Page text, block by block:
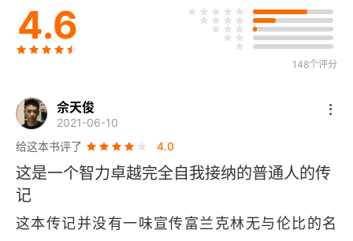
寂寞的行善者：富兰克林的作家之路
第三章 帮工生涯（费城与伦敦，1723~1726年）
凯默印刷店：富兰克林的个人魅力
不可靠的赞助人
初往伦敦
4.6
148个评分
佘天俊
2021-06-10
给这本书评了
4.0
这是一个智力卓越完全自我接纳的普通人的传
记
这本传记并没有一味宣传富兰克林无与伦比的名